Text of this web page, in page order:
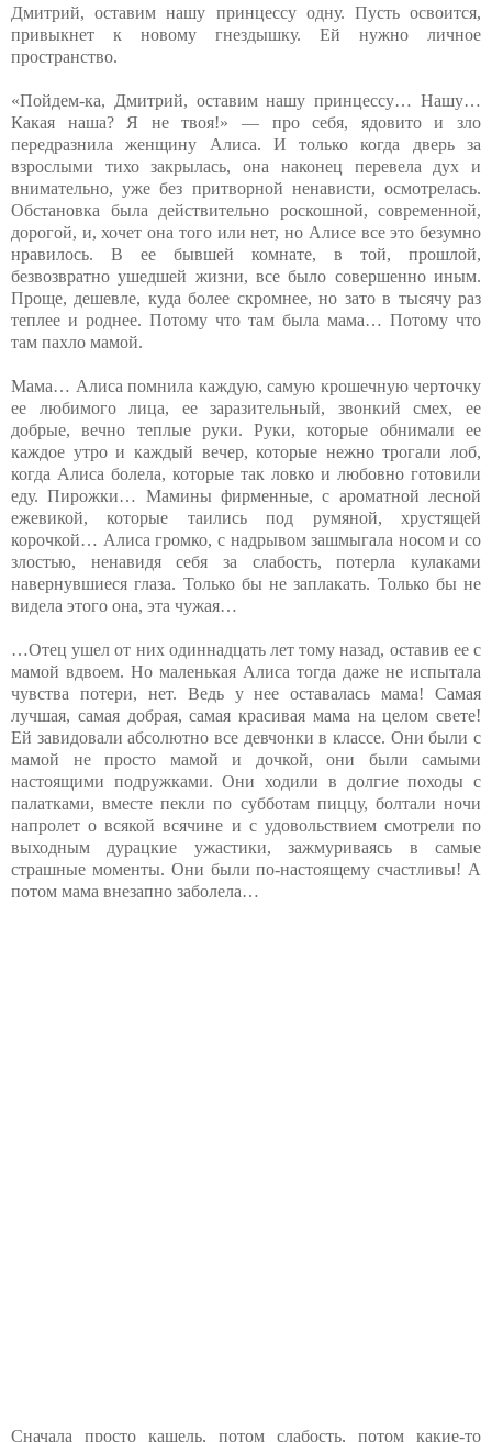
Дмитрий, оставим нашу принцессу одну. Пусть освоится,
привыкнет к новому гнездышку. Ей нужно личное
пространство.
«Пойдем-ка, Дмитрий, оставим нашу принцессу… Нашу…
Какая наша? Я не твоя!» — про себя, ядовито и зло
передразнила женщину Алиса. И только когда дверь за
взрослыми тихо закрылась, она наконец перевела дух и
внимательно, уже без притворной ненависти, осмотрелась.
Обстановка была действительно роскошной, современной,
дорогой, и, хочет она того или нет, но Алисе все это безумно
нравилось. В ее бывшей комнате, в той, прошлой,
безвозвратно ушедшей жизни, все было совершенно иным.
Проще, дешевле, куда более скромнее, но зато в тысячу раз
теплее и роднее. Потому что там была мама… Потому что
там пахло мамой.
Мама… Алиса помнила каждую, самую крошечную черточку
ее любимого лица, ее заразительный, звонкий смех, ее
добрые, вечно теплые руки. Руки, которые обнимали ее
каждое утро и каждый вечер, которые нежно трогали лоб,
когда Алиса болела, которые так ловко и любовно готовили
еду. Пирожки… Мамины фирменные, с ароматной лесной
ежевикой, которые таились под румяной, хрустящей
корочкой… Алиса громко, с надрывом зашмыгала носом и со
злостью, ненавидя себя за слабость, потерла кулаками
навернувшиеся глаза. Только бы не заплакать. Только бы не
видела этого она, эта чужая…
…Отец ушел от них одиннадцать лет тому назад, оставив ее с
мамой вдвоем. Но маленькая Алиса тогда даже не испытала
чувства потери, нет. Ведь у нее оставалась мама! Самая
лучшая, самая добрая, самая красивая мама на целом свете!
Ей завидовали абсолютно все девчонки в классе. Они были с
мамой не просто мамой и дочкой, они были самыми
настоящими подружками. Они ходили в долгие походы с
палатками, вместе пекли по субботам пиццу, болтали ночи
напролет о всякой всячине и с удовольствием смотрели по
выходным дурацкие ужастики, зажмуриваясь в самые
страшные моменты. Они были по-настоящему счастливы! А
потом мама внезапно заболела…
Сначала просто кашель, потом слабость, потом какие-то